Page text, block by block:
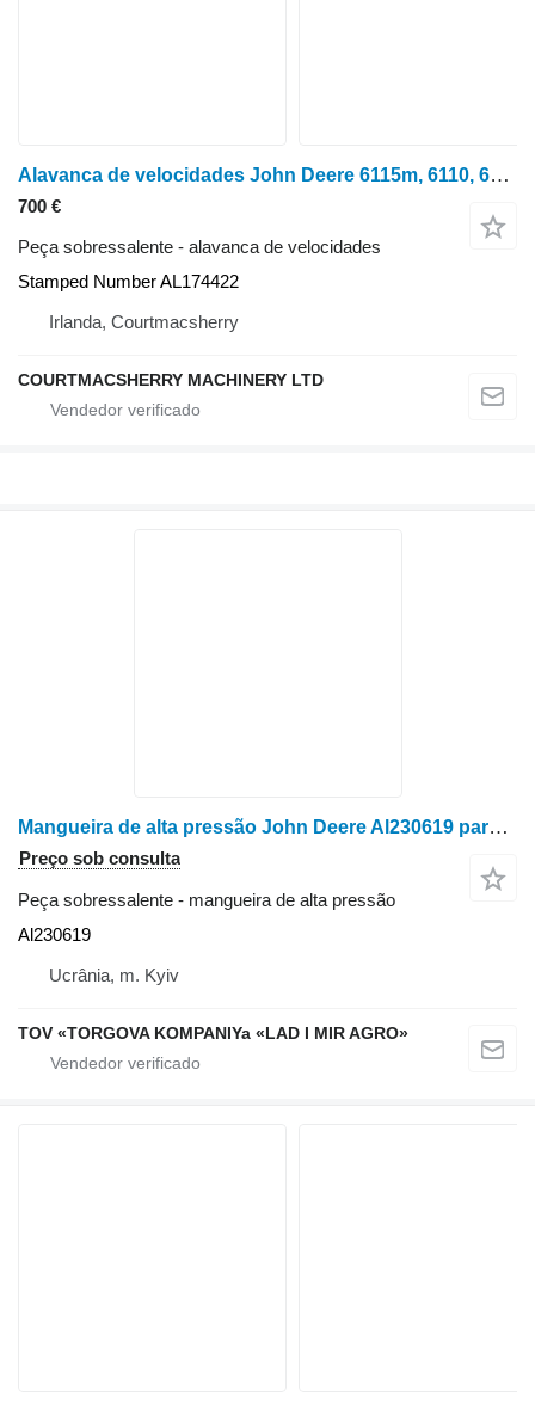
Alavanca de velocidades John Deere 6115m, 6110, 6120m, 6230, 6330 Transmission Shift Lever Al174422 Stamped para trator de rodas John Deere 6115M
700 €
Peça sobressalente - alavanca de velocidades
Stamped Number AL174422
Irlanda, Courtmacsherry
COURTMACSHERRY MACHINERY LTD
Mangueira de alta pressão John Deere Al230619 para trator John Deere 6105M, 6110M, 6115M, 6120M, 6125M, 6130M, 6135M
Preço sob consulta
Peça sobressalente - mangueira de alta pressão
Al230619
Ucrânia, m. Kyiv
TOV «TORGOVA KOMPANIYa «LAD I MIR AGRO»